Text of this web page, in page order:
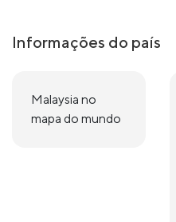
Informações do país
Malaysia no
mapa do mundo